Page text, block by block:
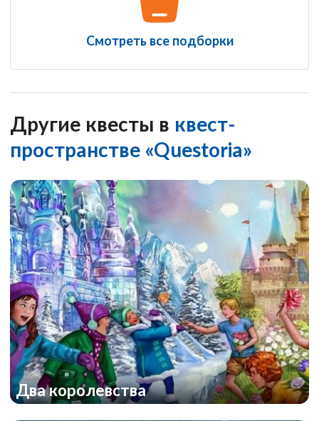
Смотреть все подборки
Другие квесты в квест-
пространстве «Questoria»
Два королевства